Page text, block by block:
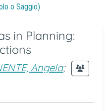
o Saggio)
in Planning:
Angela;